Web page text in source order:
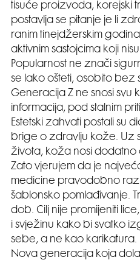
tisuće proizvoda, korejski
postavlja se pitanje je li
ranim tinejdžerskim
aktivnim sastojcima koji
Popularnost ne znači
se lako ošteti, osobito
Generacija Z ne snosi svu
informacija, pod stalnim
Estetski zahvati postali su
brige o zdravlju kože. Uz
života, koža nosi dodatno
Zato vjerujem da je
medicine pravodobno
šablonsko pomlađivanje.
dob. Cilj nije promijeniti
i svježinu kako bi svatko
sebe, a ne kao karikatura.
Nova generacija koja